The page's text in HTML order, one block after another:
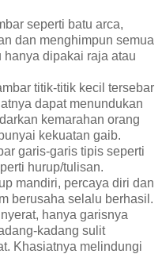
seperti batu arca,
dan menghimpun semua
dipakai raja atau
titik-titik kecil tersebar
dapat menundukan
kemarahan orang
kekuatan gaib.
garis-garis tipis seperti
hurup/tulisan.
mandiri, percaya diri dan
berusaha selalu berhasil.
hanya garisnya
kadang sulit
Khasiatnya melindungi